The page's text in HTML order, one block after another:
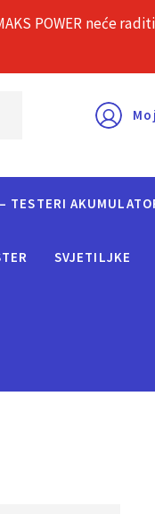
O nama Česta
TESTERI
SVJETILJKE
POWER neće raditi